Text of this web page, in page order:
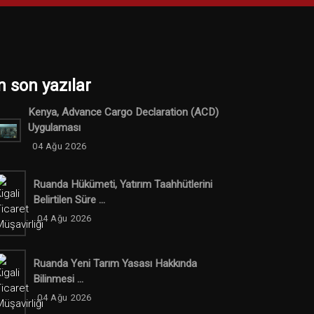
son yazılar
Kenya, Advance Cargo Declaration (ACD)
Uygulaması
04 Ağu 2026
Ruanda Hükümeti, Yatırım Taahhütlerini
Belirtilen Süre ...
04 Ağu 2026
Ruanda Yeni Tarım Yasası Hakkında
Bilinmesi ...
04 Ağu 2026